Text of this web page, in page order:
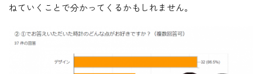
ねていくことで分かってくるかもしれません。